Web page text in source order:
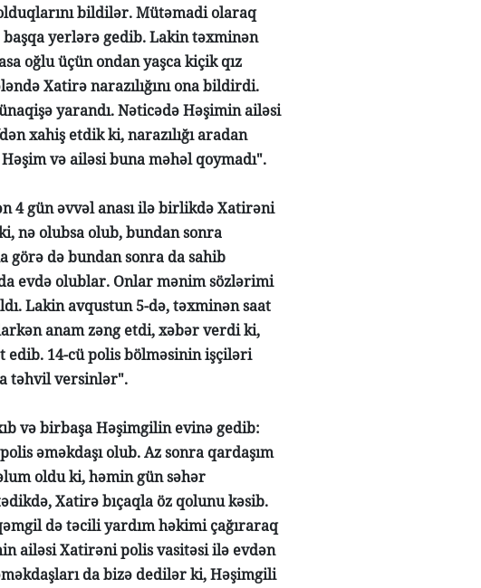
bildilər. Mütəmadi olaraq
yerlərə gedib. Lakin təxminən
oğlu üçün ondan yaşca kiçik qız
Xatirə narazılığını ona bildirdi.
yarandı. Nəticədə Həşimin ailəsi
xahiş etdik ki, narazılığı aradan
və ailəsi buna məhəl qoymadı".
4 gün əvvəl anası ilə birlikdə Xatirəni
nə olubsa olub, bundan sonra
görə də bundan sonra da sahib
evdə olublar. Onlar mənim sözlərimi
Lakin avqustun 5-də, təxminən saat
anam zəng etdi, xəbər verdi ki,
edib. 14-cü polis bölməsinin işçiləri
təhvil versinlər".
və birbaşa Həşimgilin evinə gedib:
əməkdaşı olub. Az sonra qardaşım
oldu ki, həmin gün səhər
Xatirə bıçaqla öz qolunu kəsib.
də təcili yardım həkimi çağıraraq
ailəsi Xatirəni polis vasitəsi ilə evdən
da bizə dedilər ki, Həşimgili